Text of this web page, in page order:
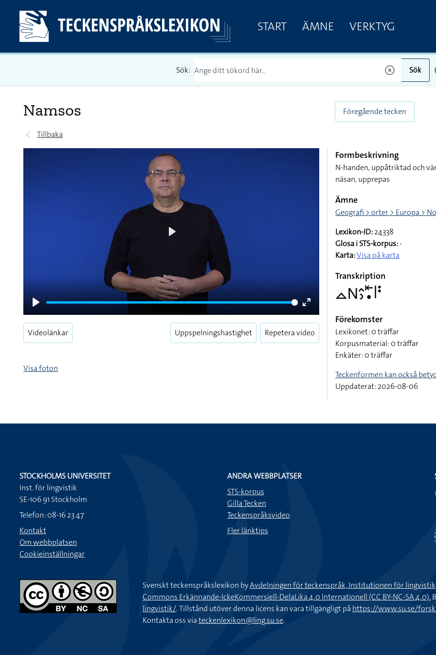
START ÄMNE VERKTYG
Sök: Sök
Namsos
Tillbaka
Föregående tecken
Play
Enter
fullscreen
Videolänkar Uppspelningshastighet Repetera video
Visa foton
Formbeskrivning
N-handen, uppåtriktad och
näsan, upprepas
Ämne
Geografi > orter > Europa >
Lexikon-ID:24338
Glosa i STS-korpus:-
Karta:Visa på karta
Transkription
􌤼􌥌􌤵􌤶􌥩􌥡􌥼􌥻
Förekomster
Lexikonet: 0 träffar
Korpusmaterial: 0 träffar
Enkäter: 0 träffar
Teckenformen kan också
Uppdaterat: 2026-08-06
STOCKHOLMS UNIVERSITET
Inst. för lingvistik
SE-106 91 Stockholm
Telefon: 08-16 23 47
Kontakt
Om webbplatsen
Cookieinställningar
ANDRA WEBBPLATSER
STS-korpus
Gilla Tecken
Teckenspråksvideo
Fler länktips
Svenskt teckenspråkslexikon byAvdelningen för teckenspråk, Institutionen för
Commons Erkännande-IckeKommersiell-DelaLika 4.0 Internationell (CC BY-NC-SA 4.0).
lingvistik/. Tillstånd utöver denna licens kan vara tillgängligt på https://www.su.se/
Kontakta oss viateckenlexikon@ling.su.se.